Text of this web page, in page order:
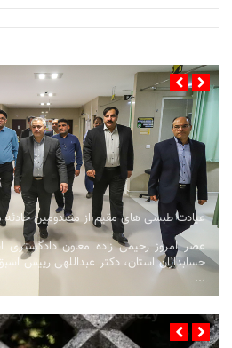
عیادت طبسی های مقیم از مصدومین
عصر امروز رحیمی زاده معاون دادگستری
حسابداران استان، دکتر عبداللهی رییس
...